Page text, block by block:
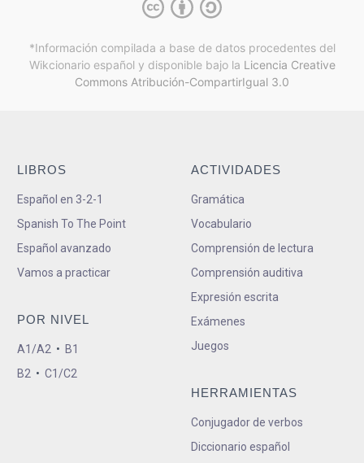
*Información compilada a base de datos procedentes del
Wikcionario español y disponible bajo la Licencia Creative
Commons Atribución-CompartirIgual 3.0
LIBROS
Español en 3-2-1
Spanish To The Point
Español avanzado
Vamos a practicar
POR NIVEL
A1/A2 • B1
B2 • C1/C2
ACTIVIDADES
Gramática
Vocabulario
Comprensión de lectura
Comprensión auditiva
Expresión escrita
Exámenes
Juegos
HERRAMIENTAS
Conjugador de verbos
Diccionario español